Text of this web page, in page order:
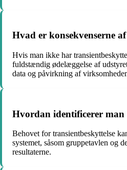
Hvad er konsekvenserne
Hvis man ikke har
fuldstændig ødelæggelse af
data og påvirkning af
Hvordan identificerer man
Behovet for transientbeskyttelse
systemet, såsom gruppetavlen og
resultaterne.